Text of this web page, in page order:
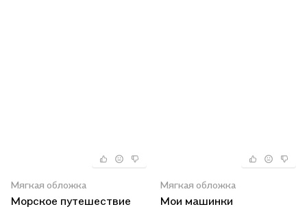
Мягкая обложка
Морское путешествие
Мягкая обложка
Мои машинки